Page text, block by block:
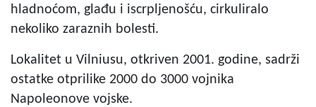
hladnoćom, glađu i iscrpljenošću, cirkuliralo
nekoliko zaraznih bolesti.
Lokalitet u Vilniusu, otkriven 2001. godine, sadrži
ostatke otprilike 2000 do 3000 vojnika
Napoleonove vojske.